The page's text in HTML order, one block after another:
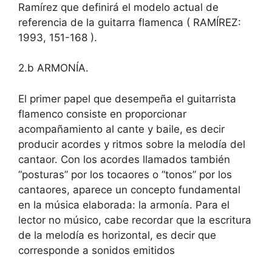
Ramírez que definirá el modelo actual de
referencia de la guitarra flamenca ( RAMÍREZ:
1993, 151-168 ).
2.b ARMONÍA.
El primer papel que desempeña el guitarrista
flamenco consiste en proporcionar
acompañamiento al cante y baile, es decir
producir acordes y ritmos sobre la melodía del
cantaor. Con los acordes llamados también
“posturas” por los tocaores o “tonos” por los
cantaores, aparece un concepto fundamental
en la música elaborada: la armonía. Para el
lector no músico, cabe recordar que la escritura
de la melodía es horizontal, es decir que
corresponde a sonidos emitidos